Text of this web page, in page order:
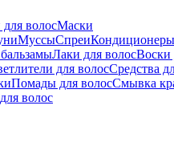
волосМаски
МуссыСпреи
Лаки для волосВоски
для волосСредства
Помады для волосСмывка
волос